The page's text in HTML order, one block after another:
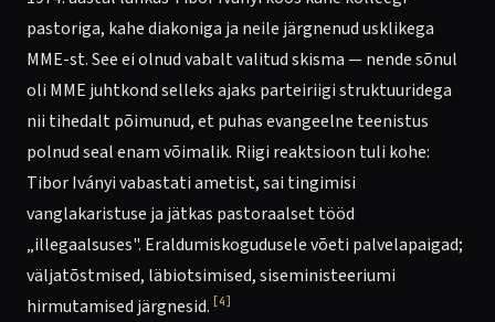
pastoriga, kahe diakoniga ja neile järgnenud usklikega
MME-st. See ei olnud vabalt valitud skisma — nende sõnul
oli MME juhtkond selleks ajaks parteiriigi struktuuridega
nii tihedalt põimunud, et puhas evangeelne teenistus
polnud seal enam võimalik. Riigi reaktsioon tuli kohe:
Tibor Iványi vabastati ametist, sai tingimisi
vanglakaristuse ja jätkas pastoraalset tööd
„illegaalsuses". Eraldumiskogudusele võeti palvelapaigad;
väljatõstmised, läbiotsimised, siseministeeriumi
hirmutamised järgnesid. [4]